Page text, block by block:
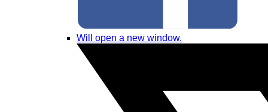
Will open a new window.